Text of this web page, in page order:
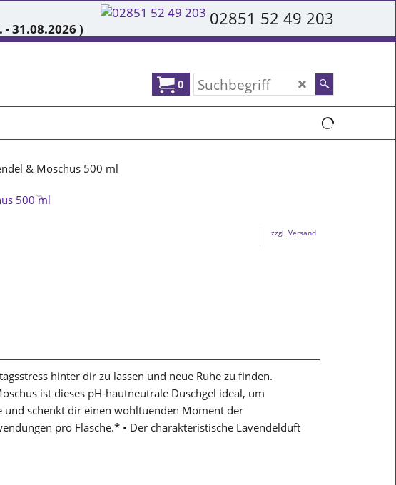
- 31.08.2026 ) 02851 52 49 203
0
& Moschus 500 ml
zzgl. Versand
hinter dir zu lassen und neue Ruhe zu finden.
ist dieses pH-hautneutrale Duschgel ideal, um
und schenkt dir einen wohltuenden Moment der
pro Flasche.* • Der charakteristische Lavendelduft